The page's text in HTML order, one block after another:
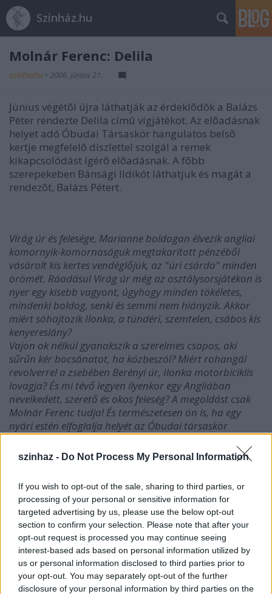
szinhaz - Do Not Process My Personal Information
If you wish to opt-out of the sale, sharing to third parties, or
processing of your personal or sensitive information for
targeted advertising by us, please use the below opt-out
section to confirm your selection. Please note that after your
opt-out request is processed you may continue seeing
interest-based ads based on personal information utilized by
us or personal information disclosed to third parties prior to
your opt-out. You may separately opt-out of the further
disclosure of your personal information by third parties on the
Színház.hu
Molnár Ferenc: Delila
szinhazhu • 2006. június 21.
Június végétõl újra láthatják az érdeklõdõk a Balázs
Péter rendezte Delila címû vígjátékot. Az elõadásnak
helyet adó Óbudai Társaskör hangulatos belsõ
kertje megfelelõ díszlettel szolgál a remek
kikapcsolódást ígérõ elõadásnak. A fõbb
szerepekeben Bánsági Ildikót láthatjuk és magát a
rendezõt, Balázs Pétert.
Virág úr és felesége, Marianne boldogan élvezik angliai
komornyik-komornaságuk megtakarított pénzéből
vásárolt kis kertes vendéglőjük, az "úri csárda" minden
örömét. Ráadásul Virág úr még az osztálysorsjátékon is
nyer egy kisebb vagyont, úgyhogy minden tökéletes,
mindenki boldog, senki és semmi nem hiányzik. Akkor
miért sóhajtozik Ilonka, a tündéri, szemtelen, csábos kis
kenyereslány?
Vajon ok nélkül gyanakszik a szerelmes csapos, aki
sűrűn kér bocsánatot, ha közbeszól? Miért rohangál
revolverrel a zsebében Berényi úr, Ilonka motorbiciklis
lovagja? És mi tévő legyen ilyenkor egy Angliában
nevelkedett, szerető és okos feleség? A megoldást csak
Molnár Ferenc tudja! És természetesen ön is, ha egy
nyári estén elfoglalja helyét az Óbudai társaskör
hangulatos kertjében.
Felhőtlen szórakozást kívánok!
SZÍNHÁZ
AZ ÓBUDAI TÁRSASKÖR KERTJÉBEN
Molnár Ferenc:DELILA
vígjáték -